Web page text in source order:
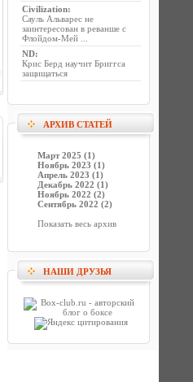
Civilization:
Сауль Альварес не
заинтересован в реванше с
Флойдом-Мей ...
ND:
Крис Берд научит Бриггса
защищаться
АРХИВ СТАТЕЙ
Март 2025 (1)
Ноябрь 2023 (1)
Апрель 2023 (1)
Декабрь 2022 (1)
Ноябрь 2022 (2)
Сентябрь 2022 (2)
Показать весь архив
НАШИ ДРУЗЬЯ